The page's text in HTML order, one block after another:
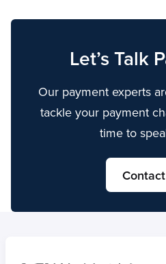
Let’s Talk
Our payment experts
tackle your payment
time to